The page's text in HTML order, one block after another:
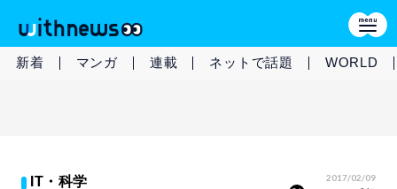
新着 マンガ 連載 ネットで話題 WORLD
IT・科学 2017/02/09